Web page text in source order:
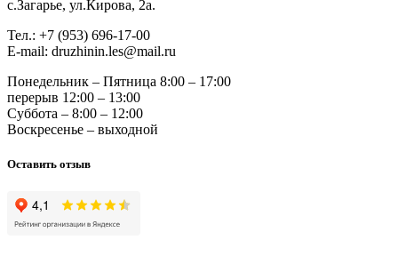
с.Загарье, ул.Кирова, 2а.
Тел.: +7 (953) 696-17-00
Е-mail: druzhinin.les@mail.ru
Понедельник – Пятница 8:00 – 17:00
перерыв 12:00 – 13:00
Суббота – 8:00 – 12:00
Воскресенье – выходной
Оставить отзыв